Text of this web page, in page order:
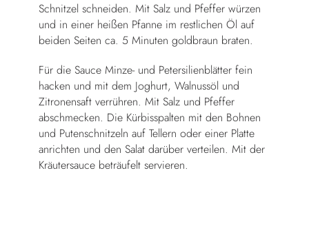
Schnitzel schneiden. Mit Salz und Pfeffer würzen
und in einer heißen Pfanne im restlichen Öl auf
beiden Seiten ca. 5 Minuten goldbraun braten.
Für die Sauce Minze- und Petersilienblätter fein
hacken und mit dem Joghurt, Walnussöl und
Zitronensaft verrühren. Mit Salz und Pfeffer
abschmecken. Die Kürbisspalten mit den Bohnen
und Putenschnitzeln auf Tellern oder einer Platte
anrichten und den Salat darüber verteilen. Mit der
Kräutersauce beträufelt servieren.